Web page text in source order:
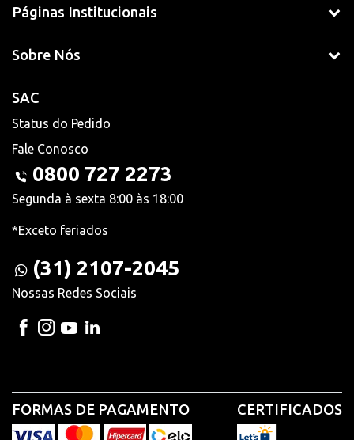
Páginas Institucionais
Sobre Nós
SAC
Status do Pedido
Fale Conosco
0800 727 2273
Segunda à sexta 8:00 às 18:00
*Exceto feriados
(31) 2107-2045
Nossas Redes Sociais
FORMAS DE PAGAMENTO CERTIFICADOS